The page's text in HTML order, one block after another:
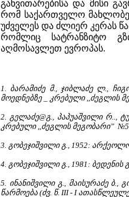
განვითარებისა და მისი
რომ საქართველო
უძველეს და ძლიერ კერას
რომლიც სატრანზიტო
აღმოსავლეთ ევროპას.
1. ბარამიძე მ., ჯიბლაძე ლ.,
მოედნებზე _ კრებული ,,ძეგლის
2. გელაძე@გ., პაპუაშვილი რ..,
კრებული ,,ძეგლის მეგობარი”
3. გობეჯიშვილი გ., 1952:
4. გობეჯიშვილი გ., 1981:
5. ინანიშვილი გ., მაისურაძე
წარმოება (ძვ. წ. III - I